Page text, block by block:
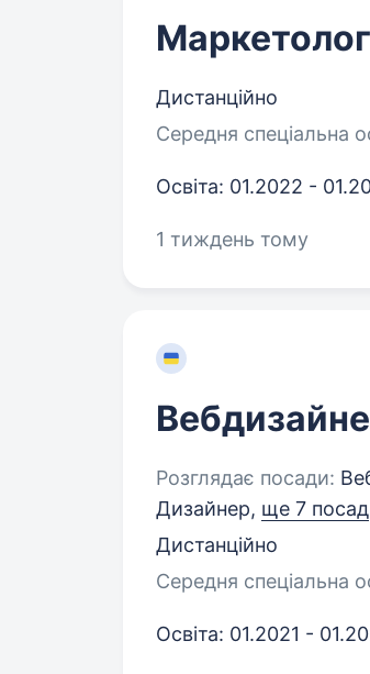
Маркетолог
Дистанційно
Середня спеціальна
Освіта: 01.2022 -
1 тиждень тому
Розглядає посади:
Дизайнер, ще 7 посад
Дистанційно
Середня спеціальна
Освіта: 01.2021 -